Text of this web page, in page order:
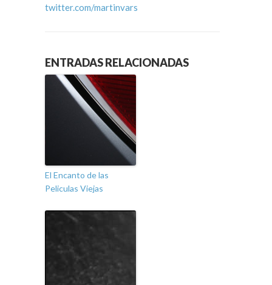
twitter.com/martinvars
ENTRADAS RELACIONADAS
El Encanto de las
Peliculas Viejas